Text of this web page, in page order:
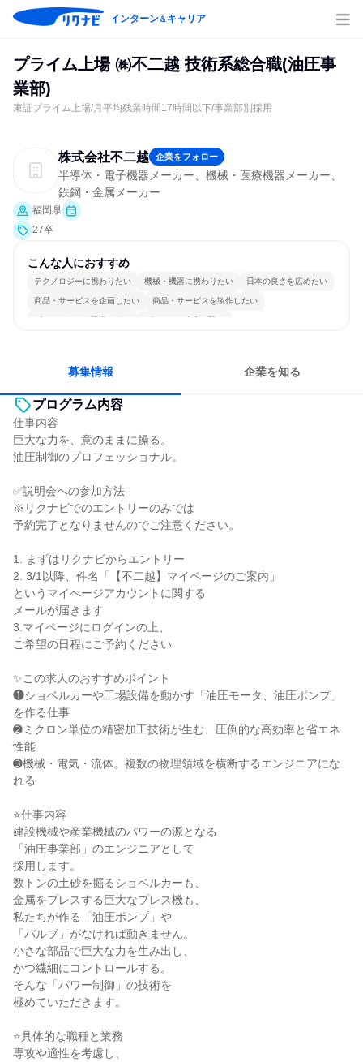
インターン＆キャリア
プライム上場 ㈱不二越 技術系総合職(油圧事
業部)
東証プライム上場/月平均残業時間17時間以下/事業部別採用
株式会社不二越 企業をフォロー
半導体・電子機器メーカー、機械・医療機器メーカー、
鉄鋼・金属メーカー
福岡県
27卒
こんな人におすすめ
テクノロジーに携わりたい 機械・機器に携わりたい 日本の良さを広めたい
商品・サービスを企画したい 商品・サービスを製作したい
プロジェクトを推進したい グローバル志向が強い
募集情報 企業を知る
プログラム内容
仕事内容
巨大な力を、意のままに操る。
油圧制御のプロフェッショナル。
✅説明会への参加方法
※リクナビでのエントリーのみでは
予約完了となりませんのでご注意ください。
1. まずはリクナビからエントリー
2. 3/1以降、件名「【不二越】マイページのご案内」
というマイぺージアカウントに関する
メールが届きます
3.マイページにログインの上、
ご希望の日程にご予約ください
✨この求人のおすすめポイント
❶ショベルカーや工場設備を動かす「油圧モータ、油圧ポンプ」
を作る仕事
➋ミクロン単位の精密加工技術が生む、圧倒的な高効率と省エネ
性能
➌機械・電気・流体。複数の物理領域を横断するエンジニアにな
れる
⭐仕事内容
建設機械や産業機械のパワーの源となる
「油圧事業部」のエンジニアとして
採用します。
数トンの土砂を掘るショベルカーも、
金属をプレスする巨大なプレス機も、
私たちが作る「油圧ポンプ」や
「バルブ」がなければ動きません。
小さな部品で巨大な力を生み出し、
かつ繊細にコントロールする。
そんな「パワー制御」の技術を
極めていただきます。
⭐具体的な職種と業務
専攻や適性を考慮し、